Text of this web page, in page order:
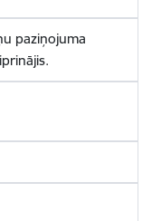
paziņojuma